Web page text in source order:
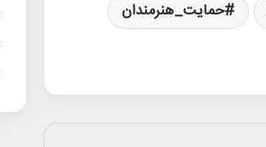
حمایت_هنرمندان